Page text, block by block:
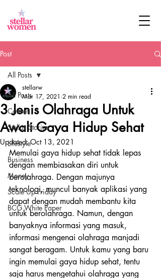
Post
All Posts
Career
Stellar Stories
Lifestyle
Business
Money
Scale Up Friday
BCG White Paper
All Posts
3 Jenis Olahraga Untuk
Awali Gaya Hidup Sehat
stellarw
Mar 17, 2021 2 min read
Updated:Oct 13, 2021
Memulai gaya hidup sehat tidak lepas
dengan membiasakan diri untuk
berolahraga. Dengan majunya
teknologi, muncul banyak aplikasi yang
dapat dengan mudah membantu kita
untuk berolahraga. Namun, dengan
banyaknya informasi yang masuk,
informasi mengenai olahraga manjadi
sangat beragam. Untuk kamu yang baru
ingin memulai gaya hidup sehat, tentu
saja harus mengetahui olahraga yang